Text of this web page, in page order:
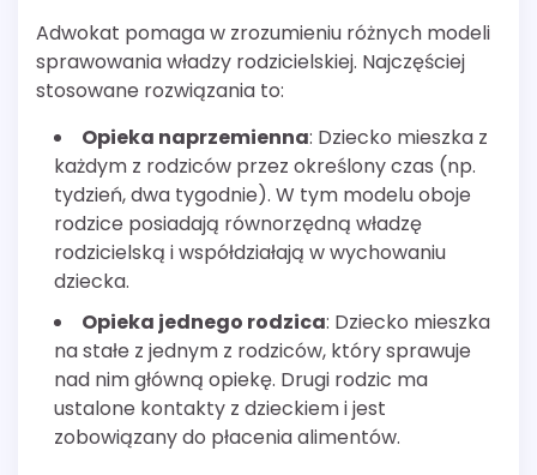
Adwokat pomaga w zrozumieniu różnych modeli
sprawowania władzy rodzicielskiej. Najczęściej
stosowane rozwiązania to:
Opieka naprzemienna: Dziecko mieszka z
każdym z rodziców przez określony czas (np.
tydzień, dwa tygodnie). W tym modelu oboje
rodzice posiadają równorzędną władzę
rodzicielską i współdziałają w wychowaniu
dziecka.
Opieka jednego rodzica: Dziecko mieszka
na stałe z jednym z rodziców, który sprawuje
nad nim główną opiekę. Drugi rodzic ma
ustalone kontakty z dzieckiem i jest
zobowiązany do płacenia alimentów.